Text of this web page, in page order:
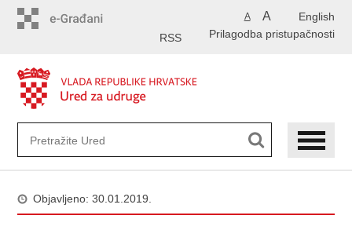
English
A A
Prilagodba pristupačnosti
RSS
Objavljeno: 30.01.2019.